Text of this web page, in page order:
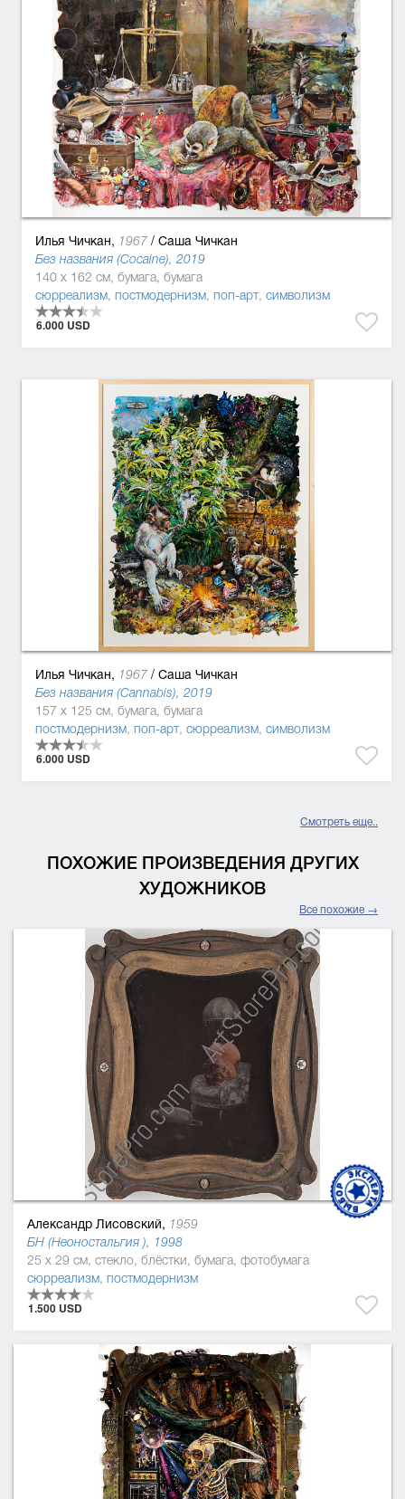
Илья Чичкан, 1967 / Саша Чичкан
Без названия (Cocaine), 2019
140 x 162 см, бумага, бумага
сюрреализм, постмодернизм, поп-арт, символизм
6.000 USD
Илья Чичкан, 1967 / Саша Чичкан
Без названия (Cannabis), 2019
157 x 125 см, бумага, бумага
постмодернизм, поп-арт, сюрреализм, символизм
6.000 USD
Смотреть еще..
ПОХОЖИЕ ПРОИЗВЕДЕНИЯ ДРУГИХ
ХУДОЖНИКОВ
Все похожие →
Александр Лисовский, 1959
БН (Неоностальгия ), 1998
25 x 29 см, стекло, блёстки, бумага, фотобумага
сюрреализм, постмодернизм
1.500 USD